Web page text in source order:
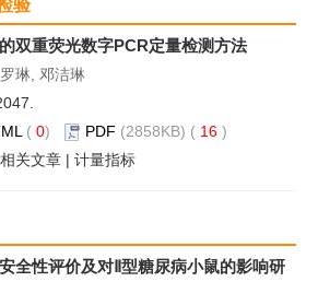
验
双重荧光数字PCR定量检测方法
琳, 邓洁琳
( 0) PDF (2858KB) ( 16 )
相关文章 | 计量指标
全性评价及对Ⅱ型糖尿病小鼠的影响研